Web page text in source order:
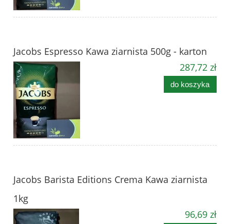
Jacobs Espresso Kawa ziarnista 500g - karton
287,72 zł
do koszyka
Jacobs Barista Editions Crema Kawa ziarnista
1kg
96,69 zł